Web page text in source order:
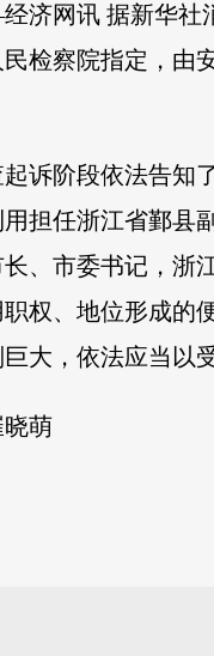
济网讯 据新华社
检察院指定，由
诉阶段依法告知
担任浙江省鄞县
、市委书记，浙
权、地位形成的
大，依法应当以
萌